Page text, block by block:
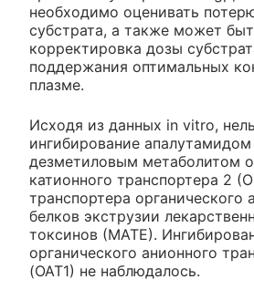
необходимо оценивать
субстрата, а также может
корректировка дозы
поддержания оптимальных
плазме.
Исходя из данных in vitro,
ингибирование
дезметиловым метаболитом
катионного транспортера 2
транспортера органического
белков экструзии
токсинов (МАТЕ).
органического анионного
(ОАТ1) не наблюдалось.